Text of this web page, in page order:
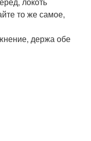
то же самое,
держа обе